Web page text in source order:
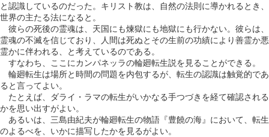
と認識しているのだった。キリスト教は、自然の法則に導かれるとき、
世界の主たる法になると。
彼らの死後の霊魂は、天国にも煉獄にも地獄にも行かない。彼らは、
霊魂の不滅を信じており、人間は死ぬとその生前の功績により善霊か悪
霊かに伴われる、と考えているのである。
すなわち、ここにカンパネッラの輪廻転生説を見ることができる。
輪廻転生は場所と時間の問題を内包するが、転生の認識は触覚的であ
ると言ってよい。
たとえば、ダライ・ラマの転生がいかなる手つづきを経て確認される
かを思い出すがよい。
あるいは、三島由紀夫が輪廻転生の物語『豊饒の海』において、転生
のよるべを、いかに描写したかを見るがよい。